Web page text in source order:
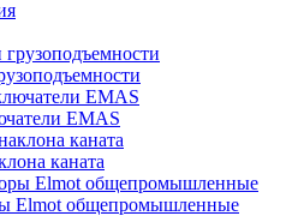
EMAS
каната
Elmot общепромышленные